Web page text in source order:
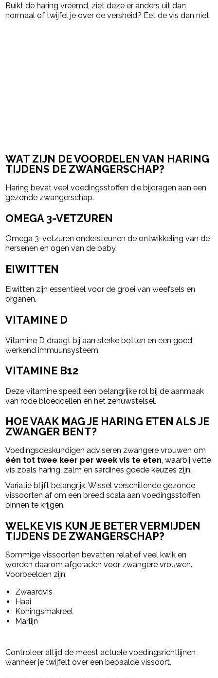
Ruikt de haring vreemd, ziet deze er anders uit dan
normaal of twijfel je over de versheid? Eet de vis dan niet.
WAT ZIJN DE VOORDELEN VAN HARING
TIJDENS DE ZWANGERSCHAP?
Haring bevat veel voedingsstoffen die bijdragen aan een
gezonde zwangerschap.
OMEGA 3-VETZUREN
Omega 3-vetzuren ondersteunen de ontwikkeling van de
hersenen en ogen van de baby.
EIWITTEN
Eiwitten zijn essentieel voor de groei van weefsels en
organen.
VITAMINE D
Vitamine D draagt bij aan sterke botten en een goed
werkend immuunsysteem.
VITAMINE B12
Deze vitamine speelt een belangrijke rol bij de aanmaak
van rode bloedcellen en het zenuwstelsel.
HOE VAAK MAG JE HARING ETEN ALS JE
ZWANGER BENT?
Voedingsdeskundigen adviseren zwangere vrouwen om
één tot twee keer per week vis te eten, waarbij vette
vis zoals haring, zalm en sardines goede keuzes zijn.
Variatie blijft belangrijk. Wissel verschillende gezonde
vissoorten af om een breed scala aan voedingsstoffen
binnen te krijgen.
WELKE VIS KUN JE BETER VERMIJDEN
TIJDENS DE ZWANGERSCHAP?
Sommige vissoorten bevatten relatief veel kwik en
worden daarom afgeraden voor zwangere vrouwen.
Voorbeelden zijn:
Zwaardvis
Haai
Koningsmakreel
Marlijn
Controleer altijd de meest actuele voedingsrichtlijnen
wanneer je twijfelt over een bepaalde vissoort.